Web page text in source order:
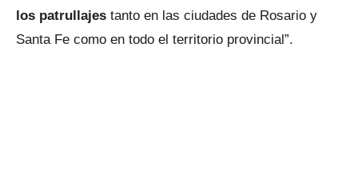
los patrullajes tanto en las ciudades de Rosario y
Santa Fe como en todo el territorio provincial”.